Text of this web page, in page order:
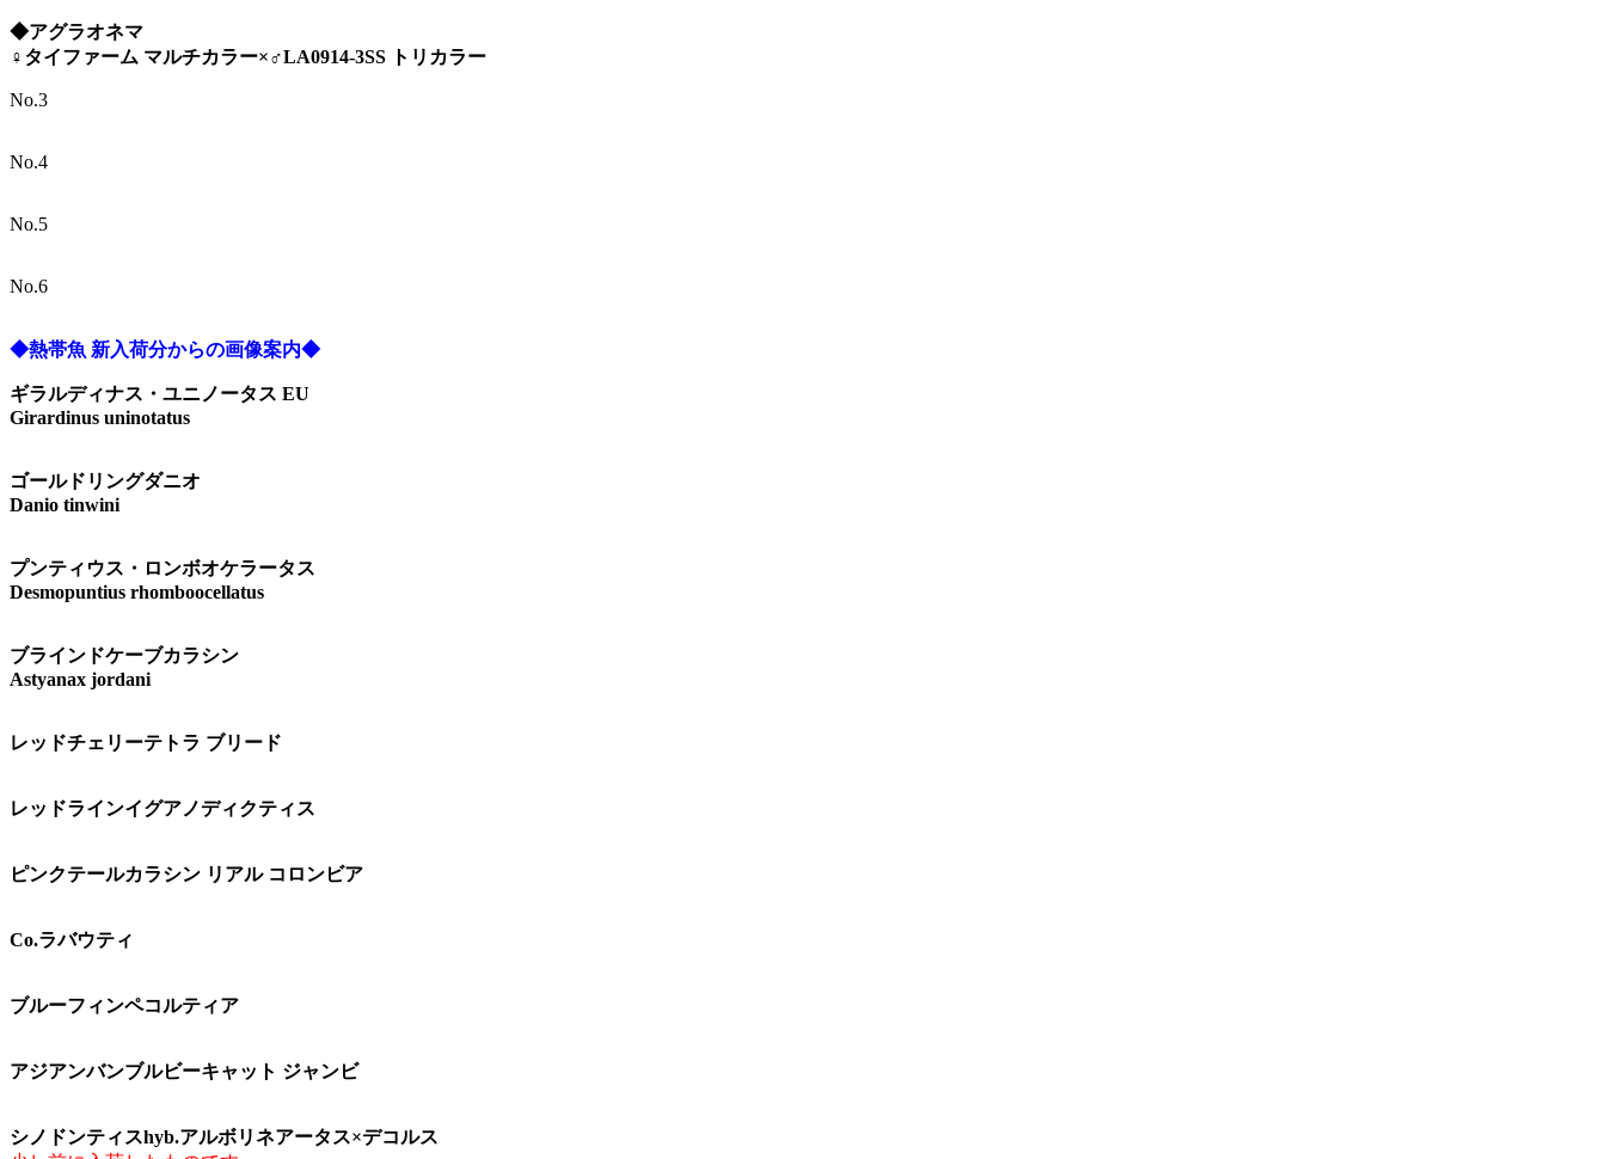
◆アグラオネマ
♀タイファーム マルチカラー×♂LA0914-3SS トリカラー
No.3
No.4
No.5
No.6
◆熱帯魚 新入荷分からの画像案内◆
ギラルディナス・ユニノータス EU
Girardinus uninotatus
ゴールドリングダニオ
Danio tinwini
プンティウス・ロンボオケラータス
Desmopuntius rhomboocellatus
ブラインドケーブカラシン
Astyanax jordani
レッドチェリーテトラ ブリード
レッドラインイグアノディクティス
ピンクテールカラシン リアル コロンビア
Co.ラバウティ
ブルーフィンペコルティア
アジアンバンブルビーキャット ジャンビ
シノドンティスhyb.アルボリネアータス×デコルス